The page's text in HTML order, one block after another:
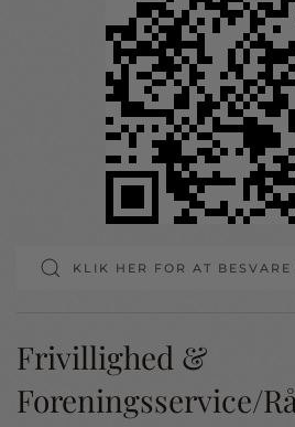
KLIK HER FOR AT BESVARE
Frivillighed &
Foreningsservice/